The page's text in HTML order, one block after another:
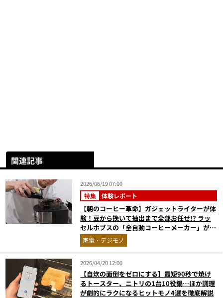
関連記事
2026/06/19 07:00
特集 体験レポート
【朝のコーヒー革命】ガジェットライターが体
験！豆から挽いて抽出まで全部お任せ!? ラッ
セルホブスの「全自動コーヒーメーカー」が優
秀すぎた…
家電・デジモノ
2026/04/20 12:00
【自炊の面倒をゼロにする】最短90秒で焼け
るトースター、ニトリの1台10役鍋…ほか調理
が劇的にラクになるヒットモノ4選を徹底解説